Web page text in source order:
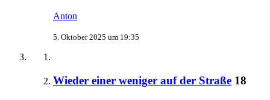
Anton
5. Oktober 2025 um 19:35
Wieder einer weniger auf der Straße 18